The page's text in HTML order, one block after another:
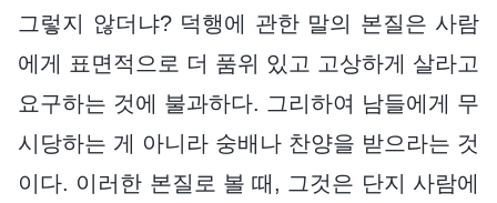
그렇지 않더냐? 덕행에 관한 말의 본질은 사람
에게 표면적으로 더 품위 있고 고상하게 살라고
요구하는 것에 불과하다. 그리하여 남들에게 무
시당하는 게 아니라 숭배나 찬양을 받으라는 것
이다. 이러한 본질로 볼 때, 그것은 단지 사람에